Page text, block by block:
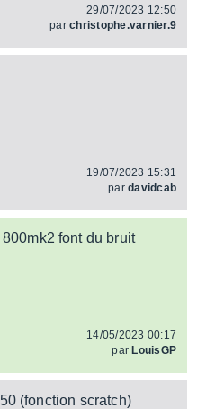
29/07/2023 12:50
parchristophe.varnier.9
19/07/2023 15:31
pardavidcab
font du bruit
14/05/2023 00:17
par LouisGP
(fonction scratch)